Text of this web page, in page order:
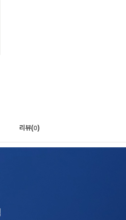
리뷰(0)